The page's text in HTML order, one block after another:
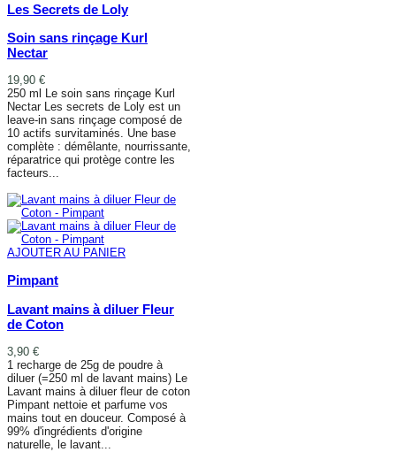
Les Secrets de Loly
Soin sans rinçage Kurl
Nectar
19,90 €
250 ml Le soin sans rinçage Kurl
Nectar Les secrets de Loly est un
leave-in sans rinçage composé de
10 actifs survitaminés. Une base
complète : démêlante, nourrissante,
réparatrice qui protège contre les
facteurs...
AJOUTER AU PANIER
Pimpant
Lavant mains à diluer Fleur
de Coton
3,90 €
1 recharge de 25g de poudre à
diluer (=250 ml de lavant mains) Le
Lavant mains à diluer fleur de coton
Pimpant nettoie et parfume vos
mains tout en douceur. Composé à
99% d'ingrédients d'origine
naturelle, le lavant...